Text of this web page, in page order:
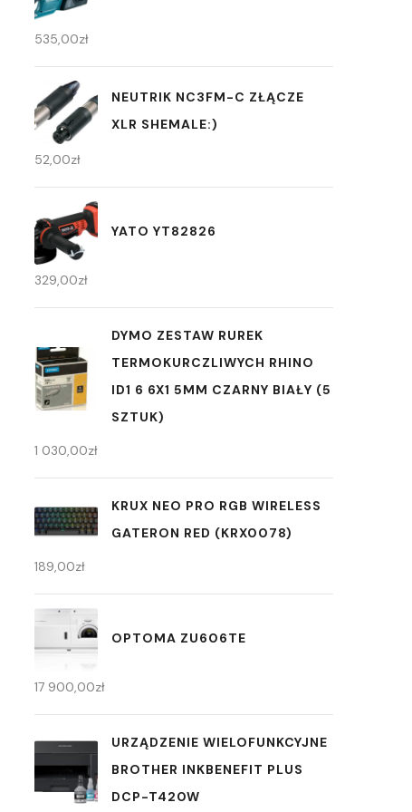
535,00zł
NEUTRIK NC3FM-C ZŁĄCZE
XLR SHEMALE:)
52,00zł
YATO YT82826
329,00zł
DYMO ZESTAW RUREK
TERMOKURCZLIWYCH RHINO
ID1 6 6X1 5MM CZARNY BIAŁY (5
SZTUK)
1 030,00zł
KRUX NEO PRO RGB WIRELESS
GATERON RED (KRX0078)
189,00zł
OPTOMA ZU606TE
17 900,00zł
URZĄDZENIE WIELOFUNKCYJNE
BROTHER INKBENEFIT PLUS
DCP-T420W